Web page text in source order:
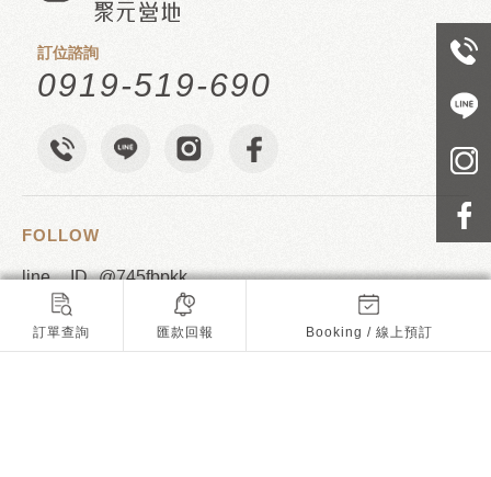
訂位諮詢
0919-519-690
訂單查詢 匯款回報 Booking / 線上預訂
FOLLOW
@745fbpkk
juyuan6009@gmail.com
台中市新社區崑南街29巷5號